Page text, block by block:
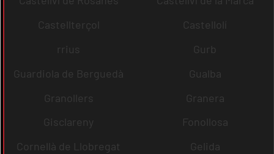
Castellterçol
Castellolí
rrius
Gurb
Guardiola de Berguedà
Gualba
Granollers
Granera
Gisclareny
Fonollosa
Cornellà de Llobregat
Gelida